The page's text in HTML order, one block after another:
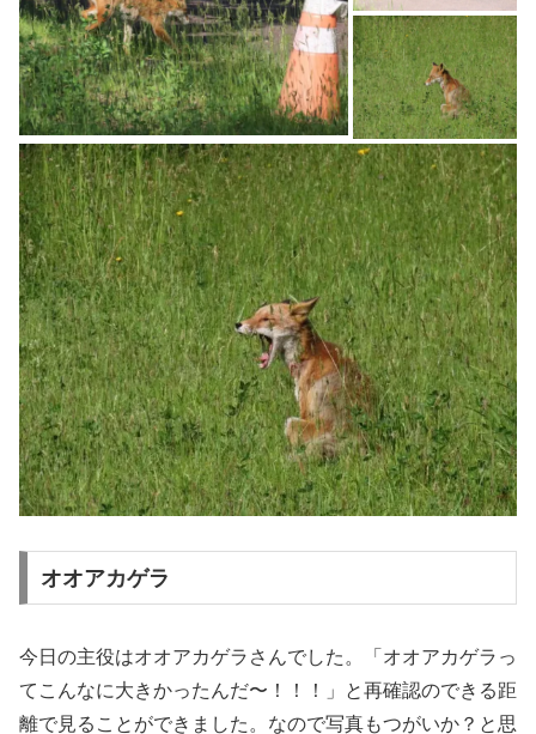
オオアカゲラ
今日の主役はオオアカゲラさんでした。「オオアカゲラっ
てこんなに大きかったんだ〜！！！」と再確認のできる距
離で見ることができました。なので写真もつがいか？と思